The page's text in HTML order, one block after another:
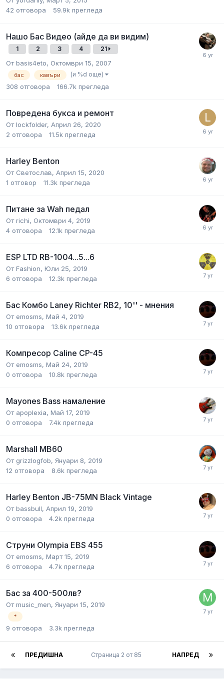
42 отговора 59.9k прегледа
Нашо Бас Видео (айде да ви видим)
1 2 3 4 21
Отbasis4eto, Октомври 15, 2007
бас кавъри (и %d още)
308 отговора 166.7k прегледа
Повредена букса и ремонт
Отlockfolder, Април 26, 2020
2 отговора 11.5k прегледа
Harley Benton
От Светослав, Април 15, 2020
1 отговор 11.3k прегледа
Питане за Wah педал
Отrichi, Октомври 4, 2019
4 отговора 12.1k прегледа
ESP LTD RB-1004...5...6
ОтFashion, Юли 25, 2019
6 отговора 12.3k прегледа
Бас Комбо Laney Richter RB2, 10'' - мнения
От emosms, Май 4, 2019
10 отговора 13.6k прегледа
Компресор Caline CP-45
От emosms, Май 24, 2019
0 отговора 10.8k прегледа
Mayones Bass намаление
От apoplexia, Май 17, 2019
0 отговора 7.4k прегледа
Marshall MB60
От grizzlogfob, Януари 8, 2019
12 отговора 8.6k прегледа
Harley Benton JB-75MN Black Vintage
Отbassbull, Април 19, 2019
0 отговора 4.2k прегледа
Струни Olympia EBS 455
От emosms, Март 15, 2019
6 отговора 4.7k прегледа
Бас за 400-500лв?
Отmusic_men, Януари 15, 2019
*
9 отговора 3.3k прегледа
ПРЕДИШНА НАПРЕД
Страница 2 от 85